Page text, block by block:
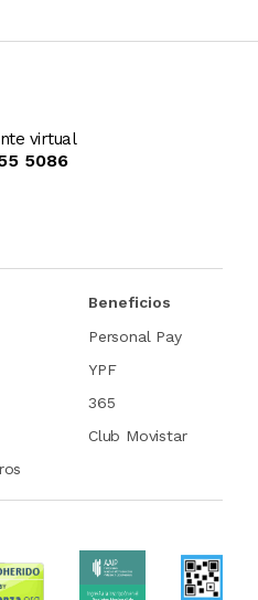
virtual
5086
Beneficios
Personal Pay
YPF
365
Club Movistar